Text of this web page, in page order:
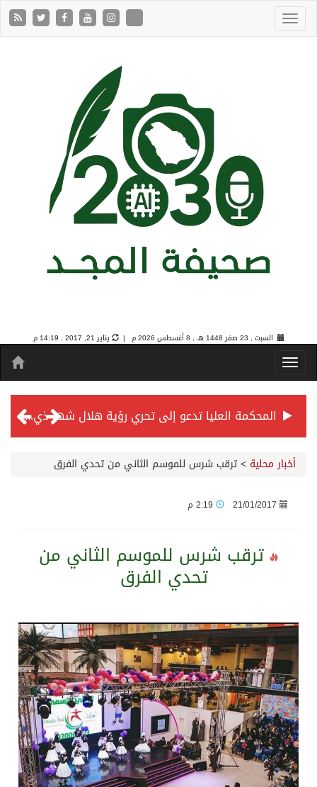
السبت , 23 صفر 1448 هـ , 8 أغسطس 2026 م | يناير 21, 2017 , 14:19 م
المحكمة العليا تدعو إلى تحري رؤية هلال شهر ذي الحجة مساء يوم الأحد الثلاثين من شهر ذي القعدة -حسب تقويم أم القرى- التاسع والعشرين حسب قرار المحكمة العليا
سمو ولي العهد يرأس جلسة مجلس الوزراء في جدة
سراة عبيدة ضمن المراكز الأفضل إعلاميا في أجاويد عسير والثاني في مسار الثقافة والتراث
وزارة الحج والعمرة تعلن بدء وصول ضيوف الرحمن إلى المملكة لأداء فريضة الحج
المملكة تؤكد أهمية استمرارية العمليات التشغيلية البحرية وضمان حماية إمدادات الطاقة وسلاسل الإمداد
أخبار محلية >ترقب شرس للموسم الثاني من تحدي الفرق
21/01/2017
ترقب شرس للموسم الثاني من
تحدي الفرق